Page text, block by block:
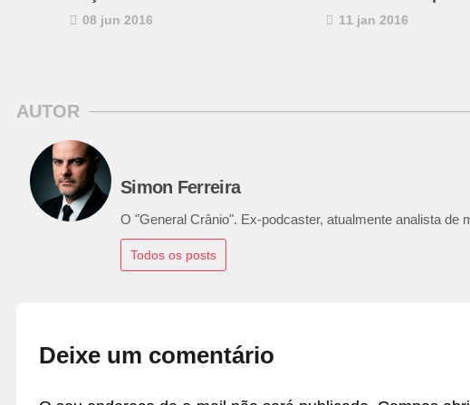
08 jun 2016 11 jan 2016
AUTOR
Simon Ferreira
O "General Crânio". Ex-podcaster, atualmente analista de
Todos os posts
Deixe um comentário